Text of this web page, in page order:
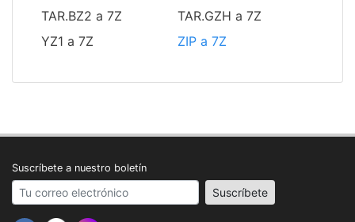
TAR.BZ2 a 7Z
TAR.GZH a 7Z
YZ1 a 7Z
ZIP a 7Z
Suscríbete a nuestro boletín
Your email address Suscríbete